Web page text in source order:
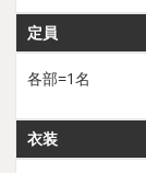
定員
各部=1名
衣装